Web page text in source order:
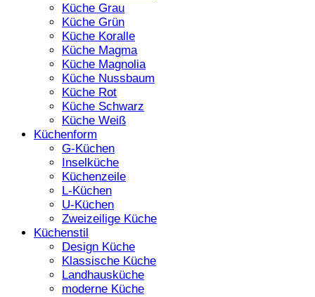
Küche Grau
Küche Grün
Küche Koralle
Küche Magma
Küche Magnolia
Küche Nussbaum
Küche Rot
Küche Schwarz
Küche Weiß
Küchenform
G-Küchen
Inselküche
Küchenzeile
L-Küchen
U-Küchen
Zweizeilige Küche
Küchenstil
Design Küche
Klassische Küche
Landhausküche
moderne Küche